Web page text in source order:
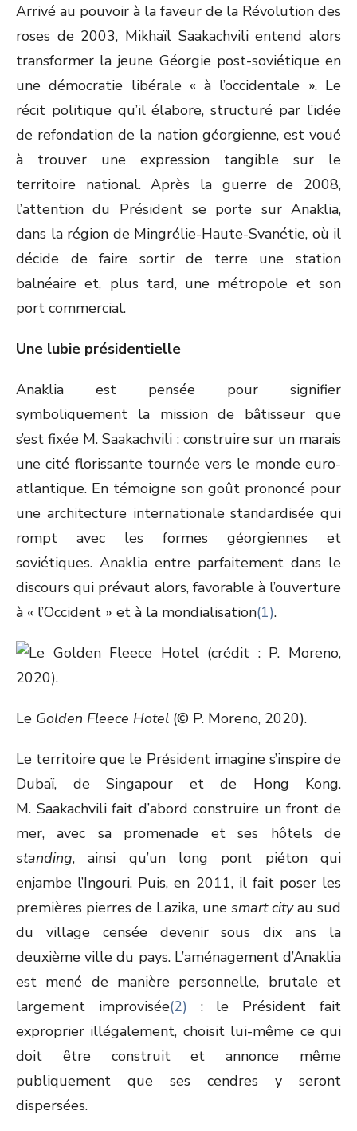
Arrivé au pouvoir à la faveur de la Révolution des
roses de 2003, Mikhaïl Saakachvili entend alors
transformer la jeune Géorgie post-soviétique en
une démocratie libérale « à l’occidentale ». Le
récit politique qu’il élabore, structuré par l’idée
de refondation de la nation géorgienne, est voué
à trouver une expression tangible sur le
territoire national. Après la guerre de 2008,
l’attention du Président se porte sur Anaklia,
dans la région de Mingrélie-Haute-Svanétie, où il
décide de faire sortir de terre une station
balnéaire et, plus tard, une métropole et son
port commercial.
Une lubie présidentielle
Anaklia est pensée pour signifier
symboliquement la mission de bâtisseur que
s’est fixée M. Saakachvili : construire sur un marais
une cité florissante tournée vers le monde euro-
atlantique. En témoigne son goût prononcé pour
une architecture internationale standardisée qui
rompt avec les formes géorgiennes et
soviétiques. Anaklia entre parfaitement dans le
discours qui prévaut alors, favorable à l’ouverture
à « l’Occident » et à la mondialisation(1).
Le Golden Fleece Hotel (© P. Moreno, 2020).
Le territoire que le Président imagine s’inspire de
Dubaï, de Singapour et de Hong Kong.
M. Saakachvili fait d’abord construire un front de
mer, avec sa promenade et ses hôtels de
standing, ainsi qu’un long pont piéton qui
enjambe l’Ingouri. Puis, en 2011, il fait poser les
premières pierres de Lazika, une smart cityau sud
du village censée devenir sous dix ans la
deuxième ville du pays. L’aménagement d’Anaklia
est mené de manière personnelle, brutale et
largement improvisée(2)
: le Président fait
exproprier illégalement, choisit lui-même ce qui
doit être construit et annonce même
publiquement que ses cendres y seront
dispersées.